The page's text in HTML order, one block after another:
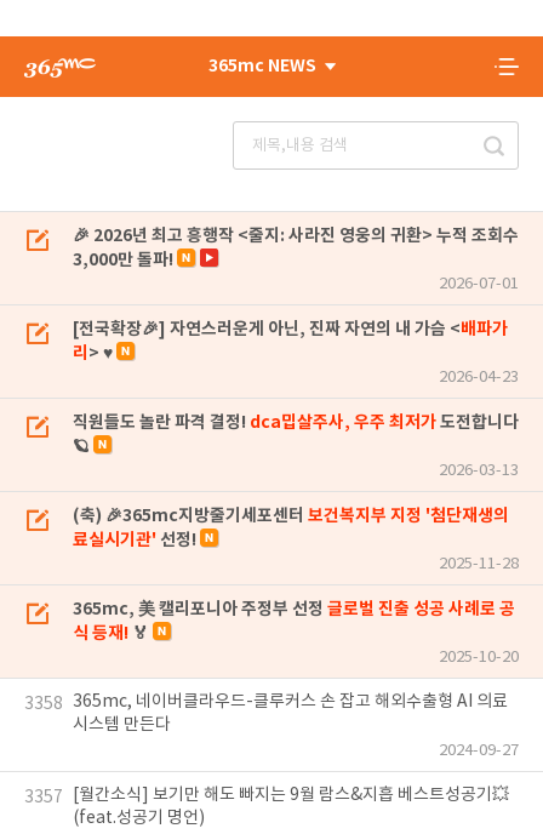
365mc NEWS
🎉 2026년 최고 흥행작 <줄지: 사라진 영웅의 귀환> 누적 조회수
3,000만 돌파!
2026-07-01
[전국확장🎉] 자연스러운게 아닌, 진짜 자연의 내 가슴 <배파가
리 > ♥
2026-04-23
직원들도 놀란 파격 결정! dca밉살주사, 우주 최저가도전합니다
🪐
2026-03-13
(축) 🎉365mc지방줄기세포센터 보건복지부 지정 '첨단재생의
료실시기관' 선정!
2025-11-28
365mc, 美 캘리포니아 주정부 선정 글로벌 진출 성공 사례로 공
식 등재! 🏅
2025-10-20
3358
365mc, 네이버클라우드-클루커스 손 잡고 해외수출형 AI 의료
시스템 만든다
2024-09-27
3357
[월간소식] 보기만 해도 빠지는 9월 람스&지흡 베스트성공기💥
(feat.성공기 명언)